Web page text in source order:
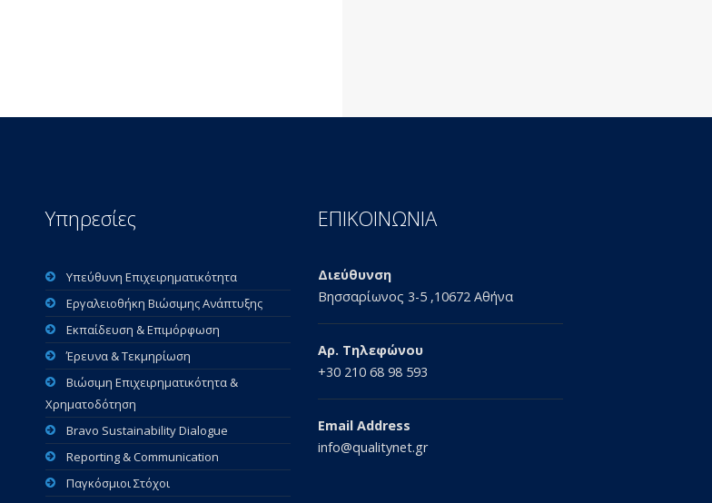
Υπηρεσίες
Υπεύθυνη Επιχειρηματικότητα
Εργαλειοθήκη Βιώσιμης Ανάπτυξης
Εκπαίδευση & Επιμόρφωση
Έρευνα & Τεκμηρίωση
Βιώσιμη Επιχειρηματικότητα &
Χρηματοδότηση
Bravo Sustainability Dialogue
Reporting & Communication
Παγκόσμιοι Στόχοι
ΕΠΙΚΟΙΝΩΝΙΑ
Διεύθυνση
Βησσαρίωνος 3-5 ,10672 Αθήνα
Αρ. Τηλεφώνου
+30 210 68 98 593
Email Address
info@qualitynet.gr